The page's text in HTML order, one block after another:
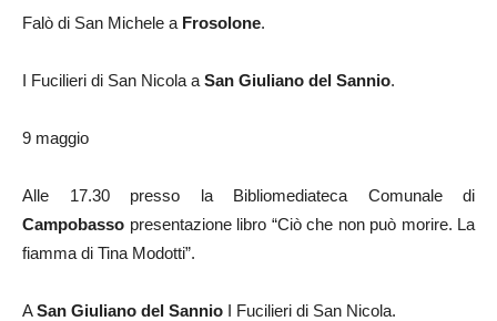
Falò di San Michele a Frosolone.
I Fucilieri di San Nicola a San Giuliano del Sannio.
9 maggio
Alle 17.30 presso la Bibliomediateca Comunale di
Campobasso presentazione libro “Ciò che non può morire. La
fiamma di Tina Modotti”.
ASan Giuliano del Sannio I Fucilieri di San Nicola.